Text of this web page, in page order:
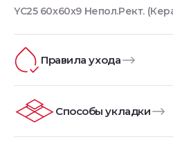
YC25 60x60x9 Непол.Рект.
Правила ухода
Способы укладки